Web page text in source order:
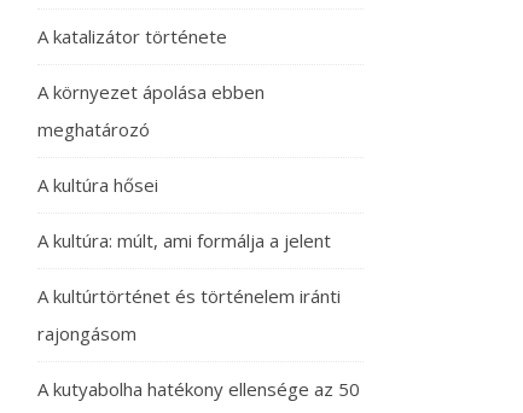
A katalizátor története
A környezet ápolása ebben
meghatározó
A kultúra hősei
A kultúra: múlt, ami formálja a jelent
A kultúrtörténet és történelem iránti
rajongásom
A kutyabolha hatékony ellensége az 50